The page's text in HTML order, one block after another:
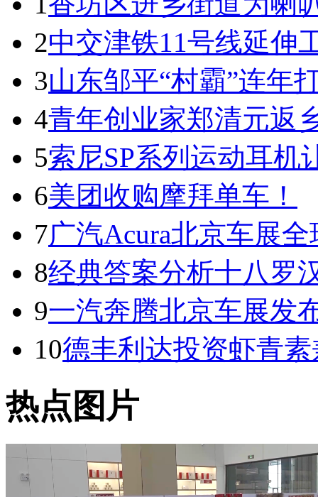
2中交津铁11号线延伸
3山东邹平“村霸”连年
4青年创业家郑清元返
5索尼SP系列运动耳机
6美团收购摩拜单车！
7广汽Acura北京车展
8经典答案分析十八罗
9一汽奔腾北京车展发
10德丰利达投资虾青
热点图片